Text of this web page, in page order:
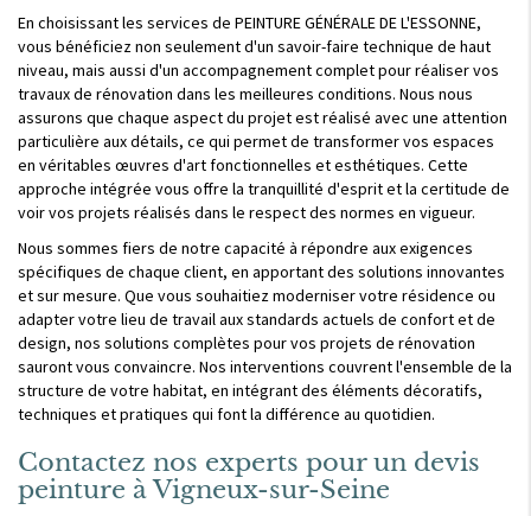
En choisissant les services de PEINTURE GÉNÉRALE DE L'ESSONNE,
vous bénéficiez non seulement d'un savoir-faire technique de haut
niveau, mais aussi d'un accompagnement complet pour réaliser vos
travaux de rénovation dans les meilleures conditions. Nous nous
assurons que chaque aspect du projet est réalisé avec une attention
particulière aux détails, ce qui permet de transformer vos espaces
en véritables œuvres d'art fonctionnelles et esthétiques. Cette
approche intégrée vous offre la tranquillité d'esprit et la certitude de
voir vos projets réalisés dans le respect des normes en vigueur.
Nous sommes fiers de notre capacité à répondre aux exigences
spécifiques de chaque client, en apportant des solutions innovantes
et sur mesure. Que vous souhaitiez moderniser votre résidence ou
adapter votre lieu de travail aux standards actuels de confort et de
design, nos solutions complètes pour vos projets de rénovation
sauront vous convaincre. Nos interventions couvrent l'ensemble de la
structure de votre habitat, en intégrant des éléments décoratifs,
techniques et pratiques qui font la différence au quotidien.
Contactez nos experts pour un devis
peinture à Vigneux-sur-Seine